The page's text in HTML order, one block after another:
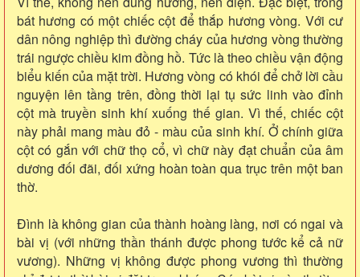
bát hương có một chiếc cột để thắp hương vòng. Với cư
dân nông nghiệp thì đường cháy của hương vòng thường
trái ngược chiều kim đồng hồ. Tức là theo chiều vận động
biểu kiến của mặt trời. Hương vòng có khói để chở lời cầu
nguyện lên tầng trên, đồng thời lại tụ sức linh vào đỉnh
cột mà truyền sinh khí xuống thế gian. Vì thế, chiếc cột
này phải mang màu đỏ - màu của sinh khí. Ở chính giữa
cột có gắn với chữ thọ cổ, vì chữ này đạt chuẩn của âm
dương đối đãi, đối xứng hoàn toàn qua trục trên một ban
thờ.
Đình là không gian của thành hoàng làng, nơi có ngai và
bài vị (với những thần thánh được phong tước kể cả nữ
vương). Những vị không được phong vương thì thường